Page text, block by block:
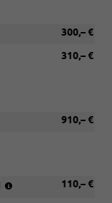
300,– €
310,– €
910,– €
110,– €